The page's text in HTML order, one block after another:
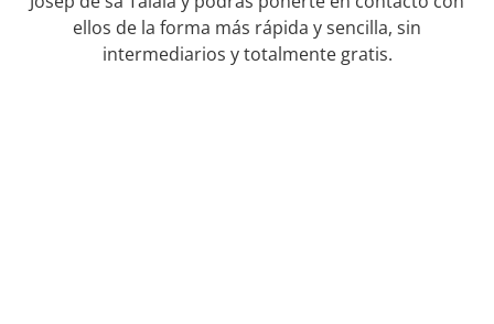
ellos de la forma más rápida y sencilla, sin
intermediarios y totalmente gratis.